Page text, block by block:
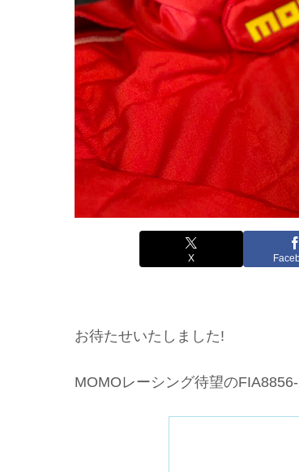
X
お待たせいたしました!
MOMOレーシング待望の